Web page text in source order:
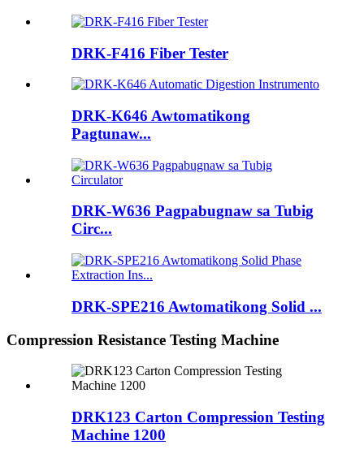
DRK-F416 Fiber Tester
DRK-K646 Awtomatikong
Pagtunaw...
DRK-W636 Pagpabugnaw sa Tubig
Circ...
DRK-SPE216 Awtomatikong Solid ...
Compression Resistance Testing Machine
DRK123 Carton Compression Testing
Machine 1200